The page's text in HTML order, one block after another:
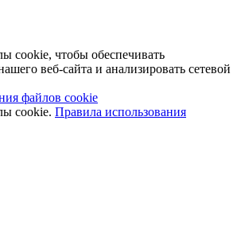
cookie, чтобы обеспечивать
веб-сайта и анализировать сетевой
файлов cookie
cookie. Правила использования